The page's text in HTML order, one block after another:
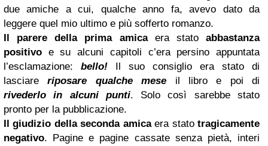
due amiche a cui, qualche anno fa, avevo dato da
leggere quel mio ultimo e più sofferto romanzo.
Il parere della prima amica era statoabbastanza
positivo e su alcuni capitoli c’era persino appuntata
l’esclamazione: bello! Il suo consiglio era stato di
lasciareriposare qualche mese il libro e poi di
rivederlo in alcuni punti. Solo così sarebbe stato
pronto per la pubblicazione.
Il giudizio della seconda amicaera statotragicamente
negativo. Pagine e pagine cassate senza pietà, interi